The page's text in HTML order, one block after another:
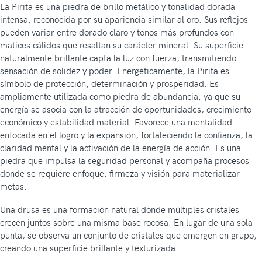
La Pirita es una piedra de brillo metálico y tonalidad dorada
intensa, reconocida por su apariencia similar al oro. Sus reflejos
pueden variar entre dorado claro y tonos más profundos con
matices cálidos que resaltan su carácter mineral. Su superficie
naturalmente brillante capta la luz con fuerza, transmitiendo
sensación de solidez y poder. Energéticamente, la Pirita es
símbolo de protección, determinación y prosperidad. Es
ampliamente utilizada como piedra de abundancia, ya que su
energía se asocia con la atracción de oportunidades, crecimiento
económico y estabilidad material. Favorece una mentalidad
enfocada en el logro y la expansión, fortaleciendo la confianza, la
claridad mental y la activación de la energía de acción. Es una
piedra que impulsa la seguridad personal y acompaña procesos
donde se requiere enfoque, firmeza y visión para materializar
metas.
Una drusa es una formación natural donde múltiples cristales
crecen juntos sobre una misma base rocosa. En lugar de una sola
punta, se observa un conjunto de cristales que emergen en grupo,
creando una superficie brillante y texturizada.